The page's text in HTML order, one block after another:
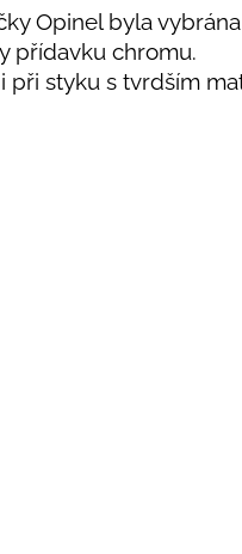
Opinel byla
přídavku chromu.
při styku s tvrdším